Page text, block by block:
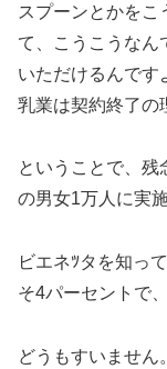
スプーンとかをこ
て、こうこうなん
いただけるんです
乳業は契約終了の
ということで、
の男女1万人に実
ビエネﾂタを知っ
そ4パーセントで
どうもすいません